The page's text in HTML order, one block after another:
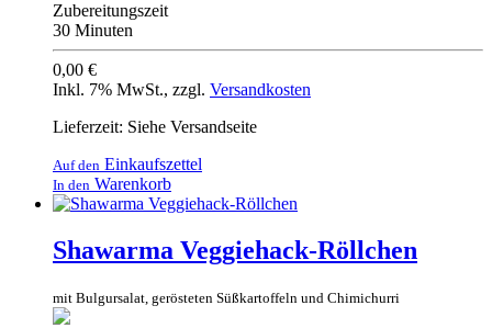
Zubereitungszeit
30 Minuten
0,00 €
Inkl. 7% MwSt., zzgl. Versandkosten
Lieferzeit: Siehe Versandseite
Auf den Einkaufszettel
In den Warenkorb
Shawarma Veggiehack-Röllchen
mit Bulgursalat, gerösteten Süßkartoffeln und Chimichurri